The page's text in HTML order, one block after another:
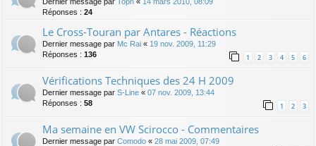
Réponses : 24
Le Cross-Touran par Antares - Réactions
Dernier message par Mc Rai « 19 nov. 2009, 11:29
Réponses : 136 1 2 3 4 5 6
Vérifications Techniques des 24 H 2009
Dernier message par S-Line « 07 nov. 2009, 13:44
Réponses : 58 1 2 3
Ma semaine en VW Scirocco - Commentaires
Dernier message par Comodo « 28 mai 2009, 07:49